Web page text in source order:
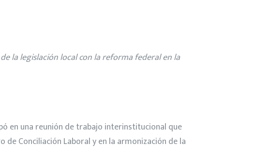
la legislación local con la reforma federal en la
en una reunión de trabajo interinstitucional que
Conciliación Laboral y en la armonización de la